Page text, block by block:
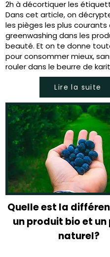
2h à décortiquer les
Dans cet article, on
les pièges les plus courants
greenwashing dans les
beauté. Et on te donne
pour consommer mieux,
rouler dans le beurre de
Lire la suite
Quelle est la
un produit bio et
naturel?